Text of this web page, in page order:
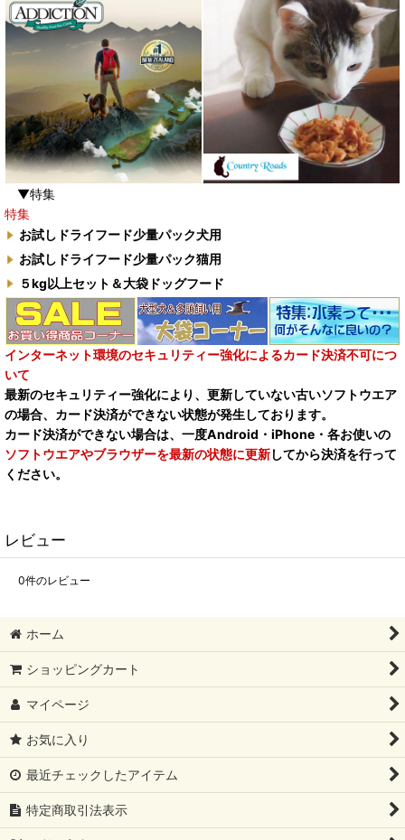
▼特集
特集
お試しドライフード少量パック犬用
お試しドライフード少量パック猫用
５kg以上セット＆大袋ドッグフード
インターネット環境のセキュリティー強化によるカード決済不可につ
いて
最新のセキュリティー強化により、更新していない古いソフトウエア
の場合、カード決済ができない状態が発生しております。
カード決済ができない場合は、一度Android・iPhone・各お使いの
ソフトウエアやブラウザーを最新の状態に更新してから決済を行って
ください。
レビュー
0件のレビュー
ホーム
ショッピングカート
マイページ
お気に入り
最近チェックしたアイテム
特定商取引法表示